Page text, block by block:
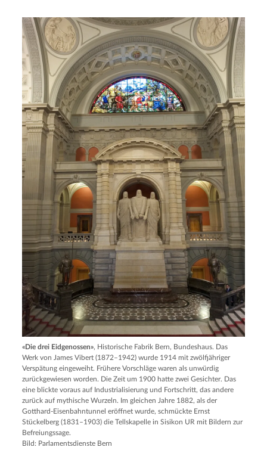
«Die drei Eidgenossen», Historische Fabrik Bern, Bundeshaus. Das
Werk von James Vibert (1872–1942) wurde 1914 mit zwölfjähriger
Verspätung eingeweiht. Frühere Vorschläge waren als unwürdig
zurückgewiesen worden. Die Zeit um 1900 hatte zwei Gesichter. Das
eine blickte voraus auf Industrialisierung und Fortschritt, das andere
zurück auf mythische Wurzeln. Im gleichen Jahre 1882, als der
Gotthard-Eisenbahntunnel eröffnet wurde, schmückte Ernst
Stückelberg (1831–1903) die Tellskapelle in Sisikon UR mit Bildern zur
Befreiungssage.
Bild: Parlamentsdienste Bern